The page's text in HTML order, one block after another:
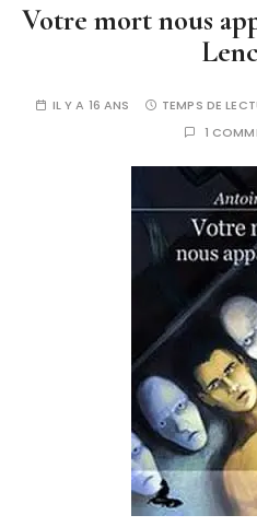
Votre mort nous
IL Y A 16 ANS TEMPS DE
1